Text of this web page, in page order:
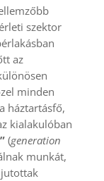
szektor
az
minden
háztartásfő,
kialakulóban
(generation
munkát,